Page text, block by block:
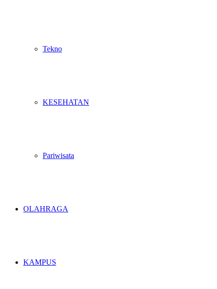
Tekno
KESEHATAN
Pariwisata
OLAHRAGA
KAMPUS